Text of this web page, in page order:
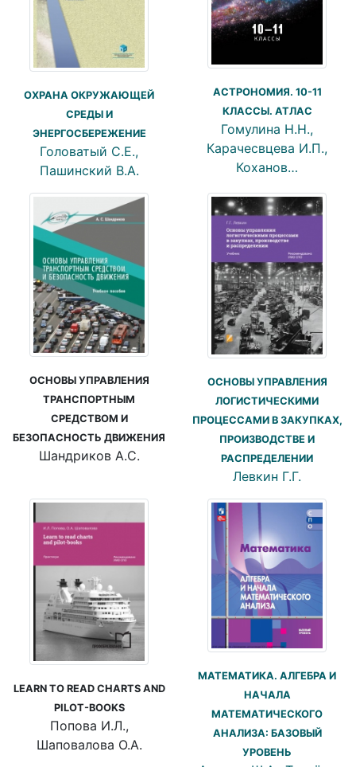
ОХРАНА ОКРУЖАЮЩЕЙ
СРЕДЫ И
ЭНЕРГОСБЕРЕЖЕНИЕ
Головатый С.Е.,
Пашинский В.А.
АСТРОНОМИЯ. 10-11
КЛАССЫ. АТЛАС
Гомулина Н.Н.,
Карачесвцева И.П.,
Коханов…
ОСНОВЫ УПРАВЛЕНИЯ
ТРАНСПОРТНЫМ
СРЕДСТВОМ И
БЕЗОПАСНОСТЬ ДВИЖЕНИЯ
Шандриков А.С.
ОСНОВЫ УПРАВЛЕНИЯ
ЛОГИСТИЧЕСКИМИ
ПРОЦЕССАМИ В ЗАКУПКАХ,
ПРОИЗВОДСТВЕ И
РАСПРЕДЕЛЕНИИ
Левкин Г.Г.
LEARN TO READ CHARTS AND
PILOT-BOOKS
Попова И.Л.,
Шаповалова О.А.
МАТЕМАТИКА. АЛГЕБРА И
НАЧАЛА
МАТЕМАТИЧЕСКОГО
АНАЛИЗА: БАЗОВЫЙ
УРОВЕНЬ